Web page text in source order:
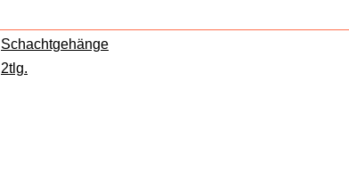
Schachtgehänge
2tlg.